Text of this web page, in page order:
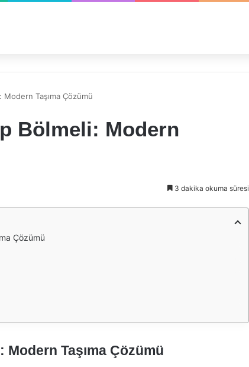
Modern Taşıma Çözümü
Bölmeli: Modern
3 dakika okuma süresi
Çözümü
Modern Taşıma Çözümü